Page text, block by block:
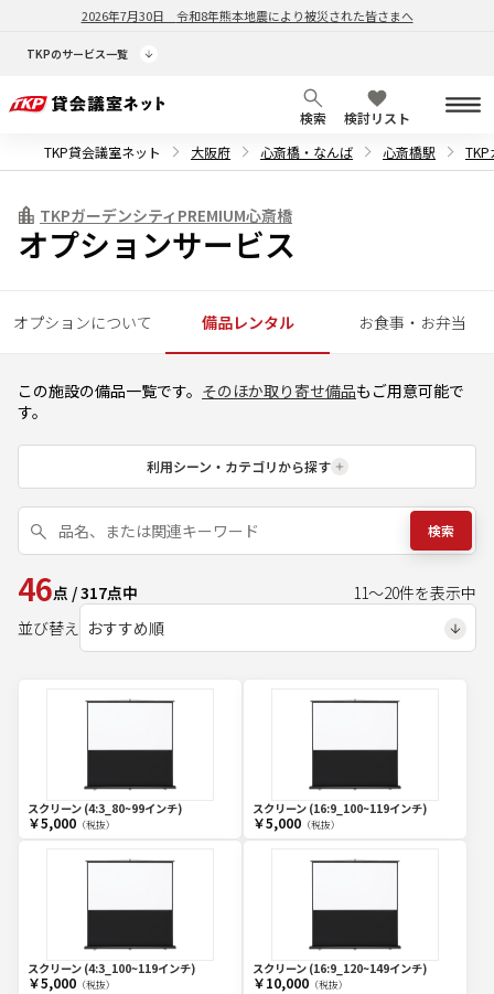
2026年7月30日 令和8年熊本地震により被災された皆さまへ
TKPのサービス一覧
検索
検討リスト
TKP貸会議室ネット
大阪府 心斎橋・なんば 心斎橋駅 TKP
TKPガーデンシティPREMIUM心斎橋
オプションサービス
オプションについて 備品レンタル お食事・お弁当
この施設の備品一覧です。 そのほか取り寄せ備品もご用意可能で
す。
利用シーン・カテゴリから探す
検索
46点 /317点中 11～20件を表示中
並び替え
スクリーン (4:3_80~99インチ)
￥5,000（税抜）
スクリーン (16:9_100~119インチ)
￥5,000（税抜）
スクリーン (4:3_100~119インチ)
￥5,000（税抜）
スクリーン (16:9_120~149インチ)
￥10,000（税抜）